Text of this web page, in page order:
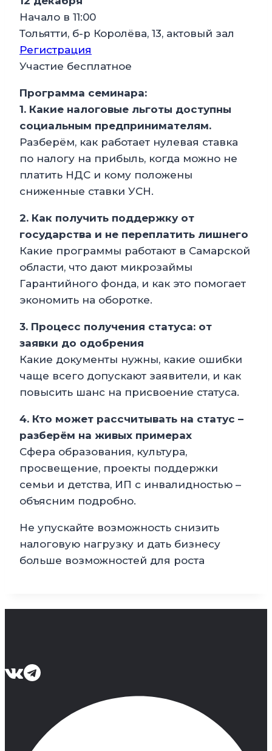
Начало в 11:00
Тольятти, б-р Королёва, 13, актовый зал
Регистрация
Участие бесплатное
Программа семинара:
1. Какие налоговые льготы доступны
социальным предпринимателям.
Разберём, как работает нулевая ставка
по налогу на прибыль, когда можно не
платить НДС и кому положены
сниженные ставки УСН.
2. Как получить поддержку от
государства и не переплатить лишнего
Какие программы работают в Самарской
области, что дают микрозаймы
Гарантийного фонда, и как это помогает
экономить на оборотке.
3. Процесс получения статуса: от
заявки до одобрения
Какие документы нужны, какие ошибки
чаще всего допускают заявители, и как
повысить шанс на присвоение статуса.
4. Кто может рассчитывать на статус –
разберём на живых примерах
Сфера образования, культура,
просвещение, проекты поддержки
семьи и детства, ИП с инвалидностью –
объясним подробно.
Не упускайте возможность снизить
налоговую нагрузку и дать бизнесу
больше возможностей для роста